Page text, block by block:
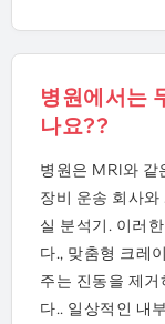
병원에서는
나요??
병원은 MRI와 같
장비 운송 회사
실 분석기. 이러
다., 맞춤형 크레
주는 진동을 제
다.. 일상적인 내